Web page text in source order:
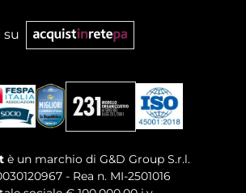
su
è un marchio di G&D Group S.r.l.
- Rea n. MI-2501016